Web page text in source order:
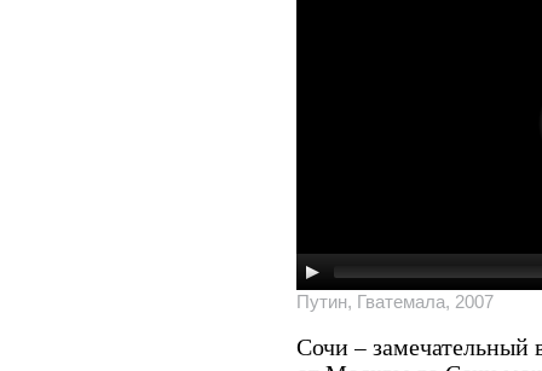
Путин, Гватемала, 2007
Сочи – замечательный